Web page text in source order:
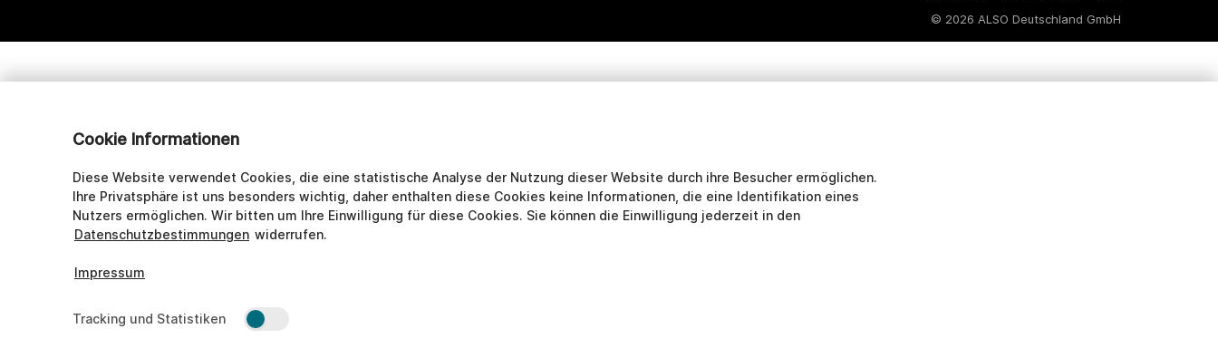
Cookie Informationen
Diese Website verwendet Cookies, die eine statistische Analyse der Nutzung dieser Website durch ihre Besucher ermöglichen.
Ihre Privatsphäre ist uns besonders wichtig, daher enthalten diese Cookies keine Informationen, die eine Identifikation eines
Nutzers ermöglichen. Wir bitten um Ihre Einwilligung für diese Cookies. Sie können die Einwilligung jederzeit in den
Datenschutzbestimmungen widerrufen.
Impressum
Tracking und Statistiken
© 2026 ALSO Deutschland GmbH